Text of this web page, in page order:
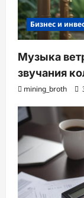
Бизнес и
Музыка
звучания
mining_broth